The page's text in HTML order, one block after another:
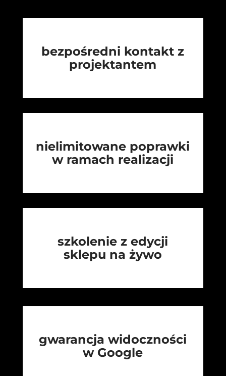
bezpośredni kontakt z
projektantem
nielimitowane poprawki
w ramach realizacji
szkolenie z edycji
sklepu na żywo
gwarancja widoczności
w Google